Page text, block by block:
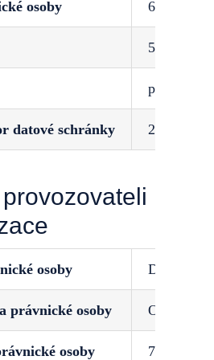
osoby 651 38 091
558 442
datové schránky 2yfdqnk
osoby DISTEP
právnické osoby Ostravská
osoby 738 01